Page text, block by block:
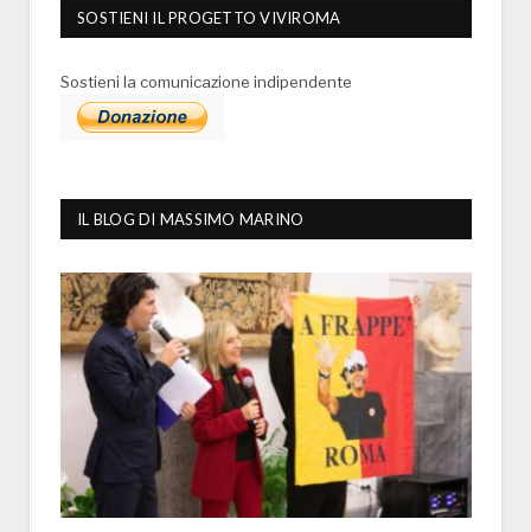
SOSTIENI IL PROGETTO VIVIROMA
Sostieni la comunicazione indipendente
IL BLOG DI MASSIMO MARINO